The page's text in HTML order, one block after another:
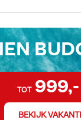
TOT 999,-
BEKIJK